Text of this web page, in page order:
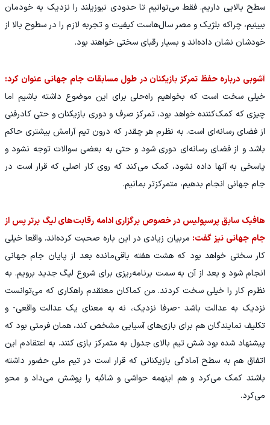
سطح بالایی داریم. فقط می‌توانیم تا حدودی نیوزیلند را نزدیک به خودمان
ببینیم، چراکه بلژیک و مصر سال‌هاست کیفیت و تجربه لازم را در سطوح بالا از
خودشان نشان داده‌اند و بسیار رقبای سختی خواهند بود.
آشوبی درباره حفظ تمرکز بازیکنان در طول مسابقات جام جهانی عنوان کرد:
خیلی سخت است که بخواهیم راه‌حلی برای این موضوع داشته باشیم اما
چیزی که کمک‌کننده خواهد بود، تمرکز صرف و دوری بازیکنان و حتی کادرفنی
از فضای رسانه‌ای است. به نظرم هر چقدر که درون تیم آرامش بیشتری حاکم
باشد و از فضای رسانه‌ای دوری شود و حتی به بعضی سوالات توجه نشود و
پاسخی به آنها داده نشود، کمک می‌کند که روی کار اصلی که قرار است در
جام جهانی انجام بدهیم، متمرکزتر بمانیم.
هافبک سابق پرسپولیس در خصوص برگزاری ادامه رقابت‌های لیگ برتر پس از
جام جهانی نیز گفت: مربیان زیادی در این باره صحبت کرده‌اند. واقعا خیلی
کار سختی خواهد بود که هشت هفته باقی‌مانده بعد از پایان جام جهانی
انجام شود و بعد از آن به سمت برنامه‌ریزی برای شروع لیگ جدید برویم. به
نظرم کار را خیلی سخت کردند. من کماکان معتقدم راهکاری که می‌توانست
نزدیک به عدالت باشد -صرفا نزدیک، نه به معنای یک عدالت واقعی- و
تکلیف نمايندگان هم برای بازی‌های آسیایی مشخص کند، همان فرمتی بود که
پیشنهاد شده بود شش تیم بالای جدول به متمرکز بازی کنند. به اعتقادم این
اتفاق هم به سطح آمادگی بازیکنانی که قرار است در تیم ملی حضور داشته
باشند کمک می‌کرد و هم اینهمه حواشی و شائبه را پوشش می‌داد و محو
می‌کرد.